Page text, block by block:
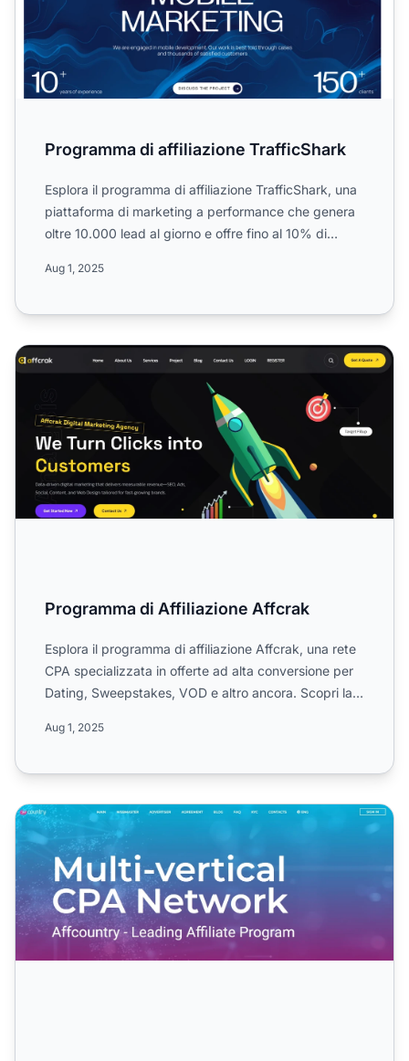
Programma di affiliazione TrafficShark
Esplora il programma di affiliazione TrafficShark, una
piattaforma di marketing a performance che genera
oltre 10.000 lead al giorno e offre fino al 10% di
Aug 1, 2025
Programma di Affiliazione Affcrak
Programma di Affiliazione Affcrak
Esplora il programma di affiliazione Affcrak, una rete
CPA specializzata in offerte ad alta conversione per
Dating, Sweepstakes, VOD e altro ancora. Scopri la
Aug 1, 2025
Programma di Affiliazione Affcountry